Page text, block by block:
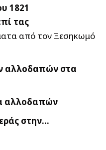
1821
τας
από τον Ξεσηκωμό
αλλοδαπών στα
αλλοδαπών
στην…